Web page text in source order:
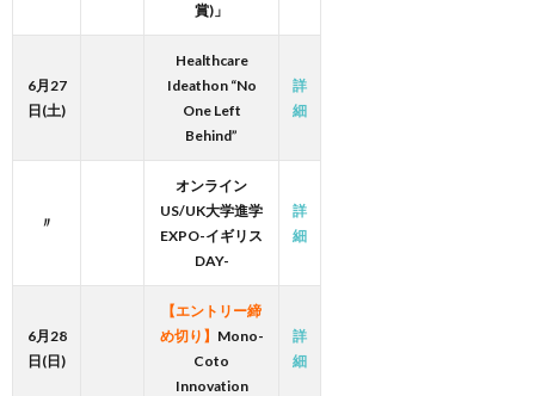
賞)」
6月27
日(土)
Healthcare
Ideathon “No
One Left
Behind”
詳
細
〃
オンライン
US/UK大学進学
EXPO-イギリス
DAY-
詳
細
6月28
日(日)
【エントリー締
め切り】 Mono-
Coto
Innovation
詳
細